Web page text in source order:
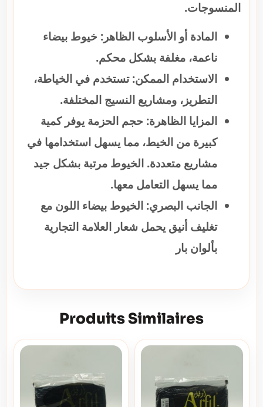
المنسوجات.
المادة أو الأسلوب الظاهر: خيوط بيضاء
ناعمة، مغلفة بشكل محكم.
الاستخدام الممكن: تستخدم في الخياطة،
التطريز، ومشاريع النسيج المختلفة.
المزايا الظاهرة: حجم الحزمة يوفر كمية
كبيرة من الخيط، مما يسهل استخدامها في
مشاريع متعددة. الخيوط مرتبة بشكل جيد
مما يسهل التعامل معها.
الجانب البصري: الخيوط بيضاء اللون مع
تغليف أنيق يحمل شعار العلامة التجارية
بألوان بار
Produits Similaires